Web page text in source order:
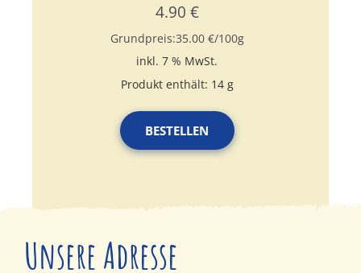
4.90 €
Grundpreis:35.00 €/100g
inkl. 7 % MwSt.
Produkt enthält: 14 g
BESTELLEN
Unsere Adresse